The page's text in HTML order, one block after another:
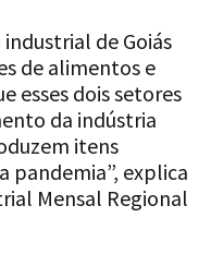
de Goiás
de alimentos e
esses dois setores
da indústria
itens
pandemia”, explica
Mensal Regional